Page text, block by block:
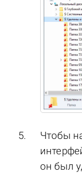
Чтобы
он был